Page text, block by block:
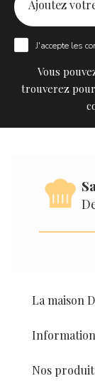
J'accepte les
Vous
trouverez
La maison
Nos